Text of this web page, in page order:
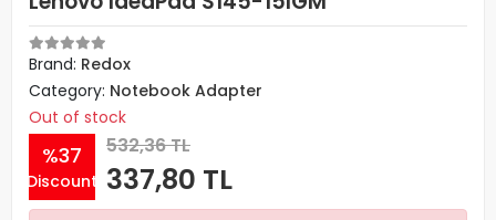
Brand: Redox
Category: Notebook Adapter
Out of stock
%37
Discount
532,36 TL
337,80 TL